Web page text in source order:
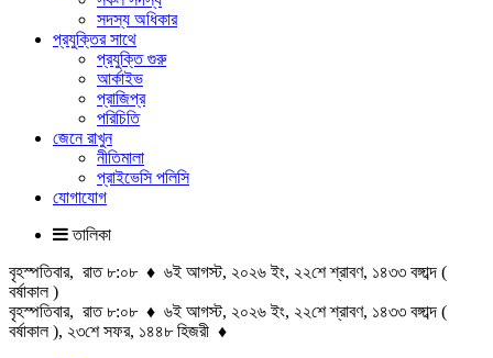
সদস্য অধিকার
প্রযুক্তির সাথে
প্রযুক্তি গুরু
আর্কাইভ
প্রাজিপ্র
পরিচিতি
জেনে রাখুন
নীতিমালা
প্রাইভেসি পলিসি
যোগাযোগ
তালিকা
বৃহস্পতিবার, রাত ৮:০৮ ♦ ৬ই আগস্ট, ২০২৬ ইং, ২২শে শ্রাবণ, ১৪৩৩ বঙ্গাব্দ (
বর্ষাকাল )
বৃহস্পতিবার, রাত ৮:০৮ ♦ ৬ই আগস্ট, ২০২৬ ইং, ২২শে শ্রাবণ, ১৪৩৩ বঙ্গাব্দ (
বর্ষাকাল ), ২৩শে সফর, ১৪৪৮ হিজরী ♦